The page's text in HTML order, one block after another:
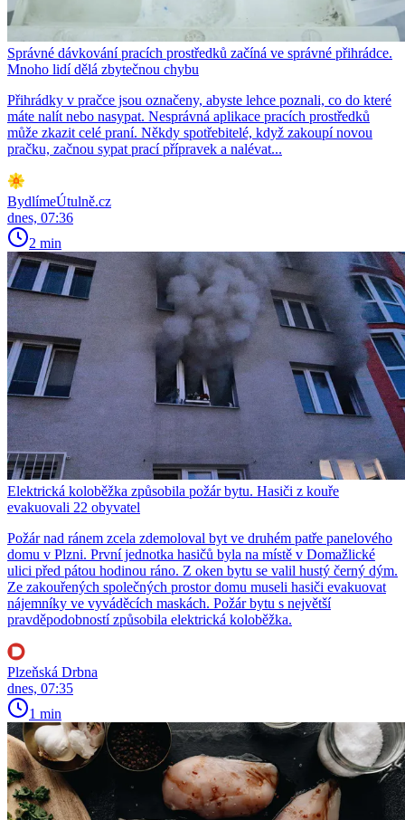
Správné dávkování pracích prostředků začíná ve správné přihrádce.
Mnoho lidí dělá zbytečnou chybu
Přihrádky v pračce jsou označeny, abyste lehce poznali, co do které
máte nalít nebo nasypat. Nesprávná aplikace pracích prostředků
může zkazit celé praní. Někdy spotřebitelé, když zakoupí novou
pračku, začnou sypat prací přípravek a nalévat...
BydlímeÚtulně.cz
dnes, 07:36
2 min
Elektrická koloběžka způsobila požár bytu. Hasiči z kouře
evakuovali 22 obyvatel
Požár nad ránem zcela zdemoloval byt ve druhém patře panelového
domu v Plzni. První jednotka hasičů byla na místě v Domažlické
ulici před pátou hodinou ráno. Z oken bytu se valil hustý černý dým.
Ze zakouřených společných prostor domu museli hasiči evakuovat
nájemníky ve vyváděcích maskách. Požár bytu s největší
pravděpodobností způsobila elektrická koloběžka.
Plzeňská Drbna
dnes, 07:35
1 min